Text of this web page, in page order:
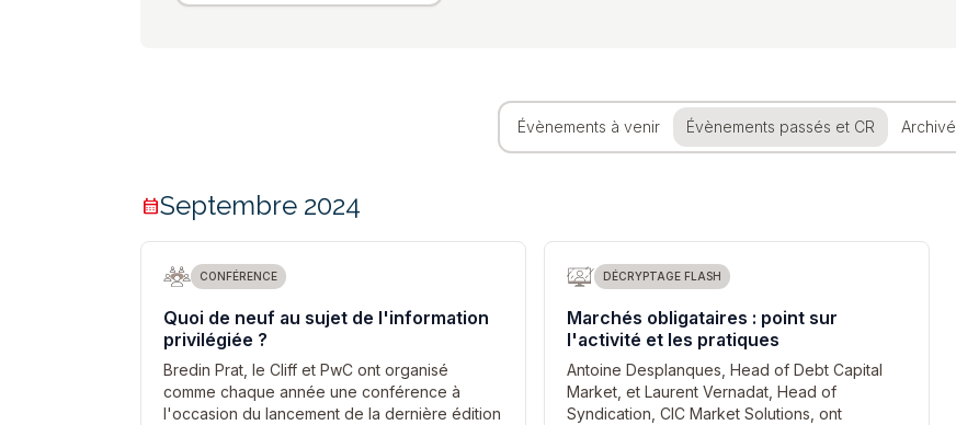
Évènements à venir Évènements passés et CR Archivé
calendar_monthSeptembre 2024
CONFÉRENCE
Quoi de neuf au sujet de l'information
privilégiée ?
Bredin Prat, le Cliff et PwC ont organisé
comme chaque année une conférence à
l'occasion du lancement de la dernière édition
DÉCRYPTAGE FLASH
Marchés obligataires : point sur
l'activité et les pratiques
Antoine Desplanques, Head of Debt Capital
Market, et Laurent Vernadat, Head of
Syndication, CIC Market Solutions, ont